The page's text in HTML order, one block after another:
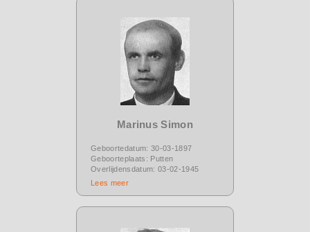
Marinus Simon
Geboortedatum: 30-03-1897
Geboorteplaats: Putten
Overlijdensdatum: 03-02-1945
Lees meer